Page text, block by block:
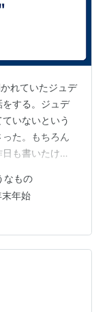
れていたジュデ
をする。ジュデ
いないという
た。もちろん
も書いたけれ
、流暢に喋れ
それが自分の
ろうとも思っ
うにはならな
ーヴィング
ーヴ…
なもの
末年始